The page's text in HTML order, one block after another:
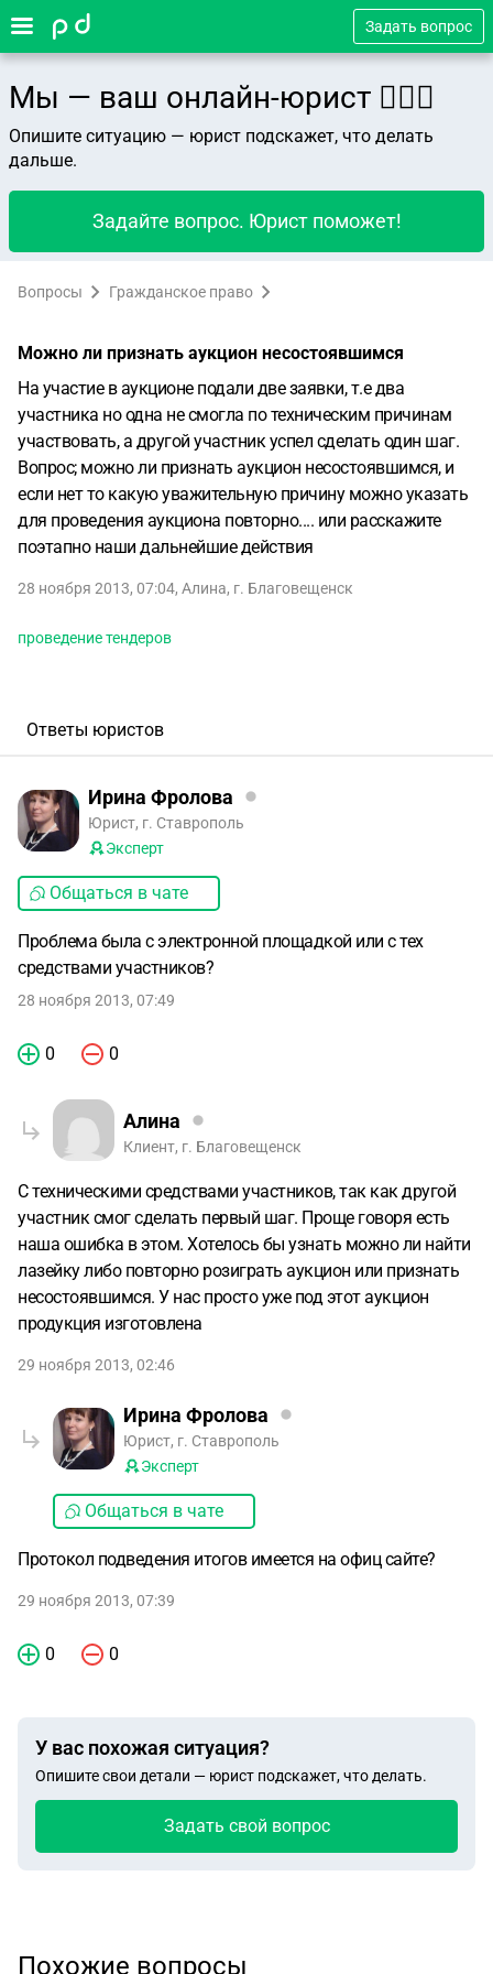
Задать вопрос
Мы — ваш онлайн-юрист 👨🏻‍⚖️
Опишите ситуацию — юрист подскажет, что делать
дальше.
Задайте вопрос. Юрист поможет!
Вопросы Гражданское право
Можно ли признать аукцион несостоявшимся
На участие в аукционе подали две заявки, т.е два
участника но одна не смогла по техническим причинам
участвовать, а другой участник успел сделать один шаг.
Вопрос; можно ли признать аукцион несостоявшимся, и
если нет то какую уважительную причину можно указать
для проведения аукциона повторно.... или расскажите
поэтапно наши дальнейшие действия
28 ноября 2013, 07:04, Алина, г. Благовещенск
проведение тендеров
Ответы юристов
Ирина Фролова
Юрист, г. Ставрополь
Эксперт
Общаться в чате
Проблема была с электронной площадкой или с тех
средствами участников?
28 ноября 2013, 07:49
0 0
Алина
Клиент, г. Благовещенск
С техническими средствами участников, так как другой
участник смог сделать первый шаг. Проще говоря есть
наша ошибка в этом. Хотелось бы узнать можно ли найти
лазейку либо повторно розиграть аукцион или признать
несостоявшимся. У нас просто уже под этот аукцион
продукция изготовлена
29 ноября 2013, 02:46
Ирина Фролова
Юрист, г. Ставрополь
Эксперт
Общаться в чате
Протокол подведения итогов имеется на офиц сайте?
29 ноября 2013, 07:39
0 0
У вас похожая ситуация?
Опишите свои детали — юрист подскажет, что делать.
Задать свой вопрос
Похожие вопросы